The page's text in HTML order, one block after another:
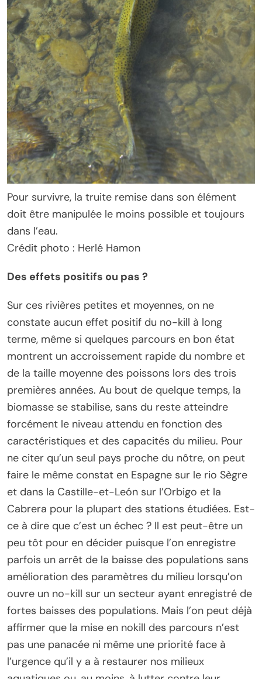
Pour survivre, la truite remise dans son élément
doit être manipulée le moins possible et toujours
dans l’eau.
Crédit photo : Herlé Hamon
Des effets positifs ou pas ?
Sur ces rivières petites et moyennes, on ne
constate aucun effet positif du no-kill à long
terme, même si quelques parcours en bon état
montrent un accroissement rapide du nombre et
de la taille moyenne des poissons lors des trois
premières années. Au bout de quelque temps, la
biomasse se stabilise, sans du reste atteindre
forcément le niveau attendu en fonction des
caractéristiques et des capacités du milieu. Pour
ne citer qu’un seul pays proche du nôtre, on peut
faire le même constat en Espagne sur le rio Sègre
et dans la Castille-et-León sur l’Orbigo et la
Cabrera pour la plupart des stations étudiées. Est-
ce à dire que c’est un échec ? Il est peut-être un
peu tôt pour en décider puisque l’on enregistre
parfois un arrêt de la baisse des populations sans
amélioration des paramètres du milieu lorsqu’on
ouvre un no-kill sur un secteur ayant enregistré de
fortes baisses des populations. Mais l’on peut déjà
affirmer que la mise en nokill des parcours n’est
pas une panacée ni même une priorité face à
l’urgence qu’il y a à restaurer nos milieux